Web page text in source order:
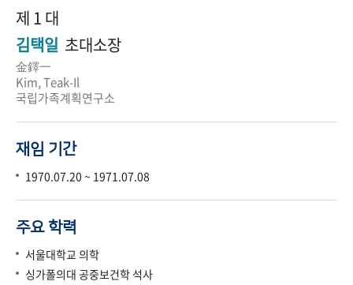
제 1 대
김택일 초대소장
金鐸一
Kim, Teak-Il
국립가족계획연구소
재임 기간
1970.07.20 ~ 1971.07.08
주요 학력
서울대학교 의학
싱가폴의대 공중보건학 석사